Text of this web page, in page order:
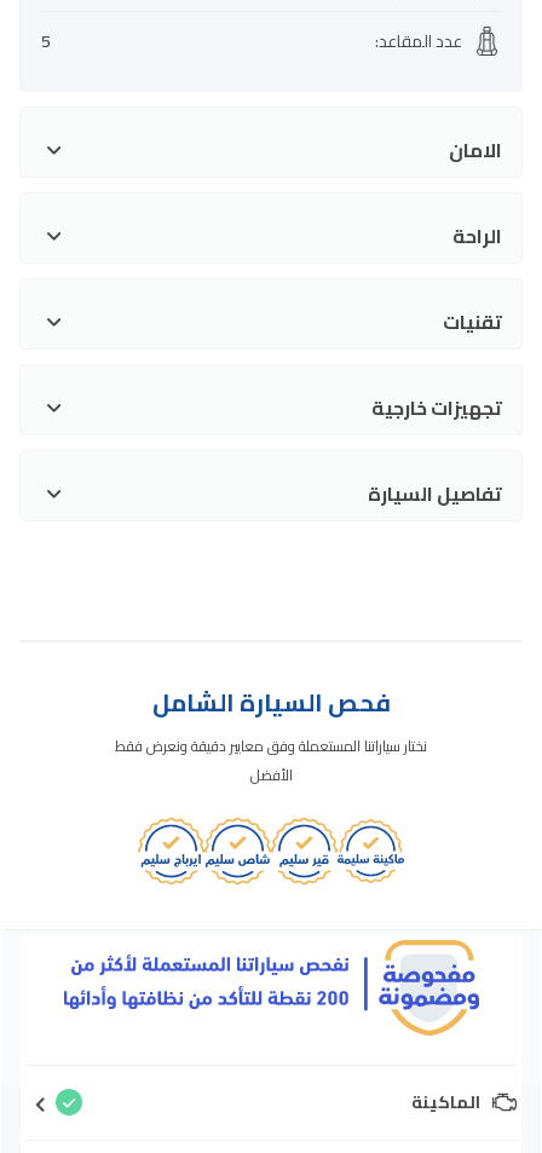
عدد المقاعد:
5
الامان
الراحة
تقنيات
تجهيزات خارجية
تفاصيل السيارة
فحص السيارة الشامل
نختار سياراتنا المستعملة وفق معايير دقيقة ونعرض فقط
الأفضل
الماكينة